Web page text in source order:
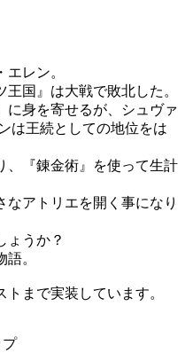
レン。
国』は大戦で敗北した。
に身を寄せるが、シュヴァ
は王続としての地位をは
、『錬金術』を使って生計
アトリエを開く事になり
ょうか？
。
まで実装しています。
プ